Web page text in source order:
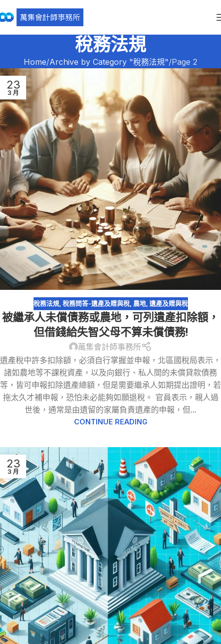
稅務法規
Home Archive by Category "稅務法規" Page 2
23
3 月
稅務法規, 稅務問答-遺產及贈與稅, 農地, 遺產及贈與稅
被繼承人未償債務或農地，可列遺產扣除額，
但借錢給失智父母不算未償債務!
萬集會計師事務所
遺產稅中許多扣除額，必須自行掌握並申報，北區國稅局表示，
諸如農地等不課稅資產，以及向銀行、私人間的未償貸款債務
等，皆可申報扣除遺產總額，但是需要繼承人如期提出證明，若
拖太久才補申報，恐怕未必能夠如願退稅。 官員表示，親人過
世後，通常是由遺留的家屬負責遺產的申報，但...
CONTINUE READING
23
3 月